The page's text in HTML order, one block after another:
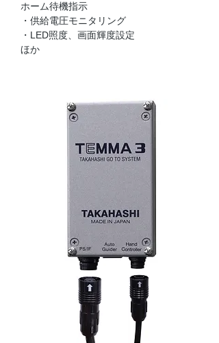
ホーム待機指示
・供給電圧モニタリング
・LED照度、画面輝度設定
​ほか